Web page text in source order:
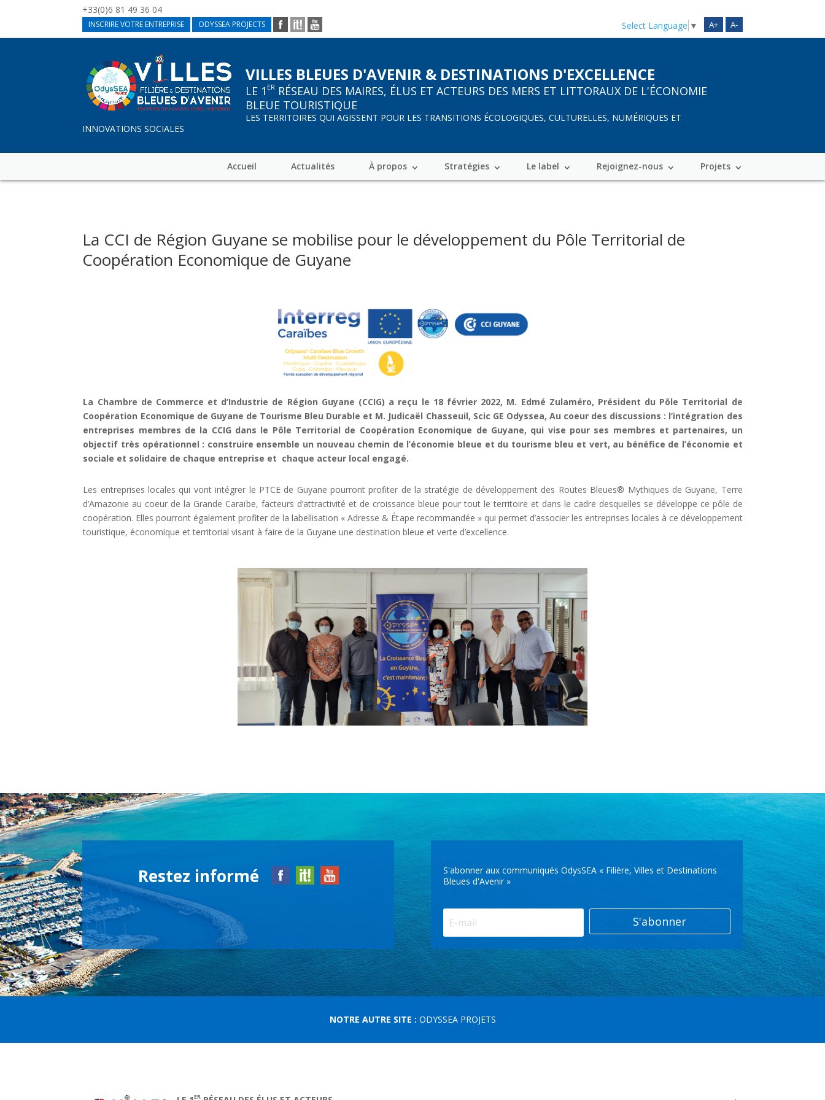
+33(0)6 81 49 36 04
INSCRIRE VOTRE ENTREPRISE ODYSSEA PROJECTS A+ A-
Select Language ▼
VILLES BLEUES D'AVENIR & DESTINATIONS D'EXCELLENCE
LE 1 ER RÉSEAU DES MAIRES, ÉLUS ET ACTEURS DES MERS ET LITTORAUX DE L'ÉCONOMIE
BLEUE TOURISTIQUE
LES TERRITOIRES QUI AGISSENT POUR LES TRANSITIONS ÉCOLOGIQUES, CULTURELLES, NUMÉRIQUES ET
INNOVATIONS SOCIALES
Accueil Actualités À propos Stratégies Le label Rejoignez-nous Projets
La CCI de Région Guyane se mobilise pour le développement du Pôle Territorial de
Coopération Economique de Guyane
La Chambre de Commerce et d’Industrie de Région Guyane (CCIG) a reçu le 18 février 2022, M. Edmé Zulaméro, Président du Pôle Territorial de
Coopération Economique de Guyane de Tourisme Bleu Durable et M. Judicaël Chasseuil, Scic GE Odyssea, Au coeur des discussions : l’intégration des
entreprises membres de la CCIG dans le Pôle Territorial de Coopération Economique de Guyane, qui vise pour ses membres et partenaires, un
objectif très opérationnel : construire ensemble un nouveau chemin de l’économie bleue et du tourisme bleu et vert, au bénéfice de l’économie et
sociale et solidaire de chaque entreprise et chaque acteur local engagé.
Les entreprises locales qui vont intégrer le PTCE de Guyane pourront profiter de la stratégie de développement des Routes Bleues® Mythiques de Guyane, Terre
d’Amazonie au coeur de la Grande Caraïbe, facteurs d’attractivité et de croissance bleue pour tout le territoire et dans le cadre desquelles se développe ce pôle de
coopération. Elles pourront également profiter de la labellisation « Adresse & Étape recommandée » qui permet d’associer les entreprises locales à ce développement
touristique, économique et territorial visant à faire de la Guyane une destination bleue et verte d’excellence.
Restez informé
S'abonner aux communiqués OdysSEA « Filière, Villes et Destinations
Bleues d'Avenir »
S'abonner
NOTRE AUTRE SITE : ODYSSEA PROJETS
ER